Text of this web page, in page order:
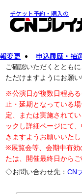
チケット予約・購入の
変更 申込履歴・抽
公演中止に伴う払戻し
ご確認いただくととも
ただけますようにお願い
※公演日が複数日程あ
止・延期となっている
定、または実施されて
ックし詳細ページにて
きますようお願いいたし
※展覧会等、会期中有効
たは、開催最終日からご
◇お問い合わせ先：CN